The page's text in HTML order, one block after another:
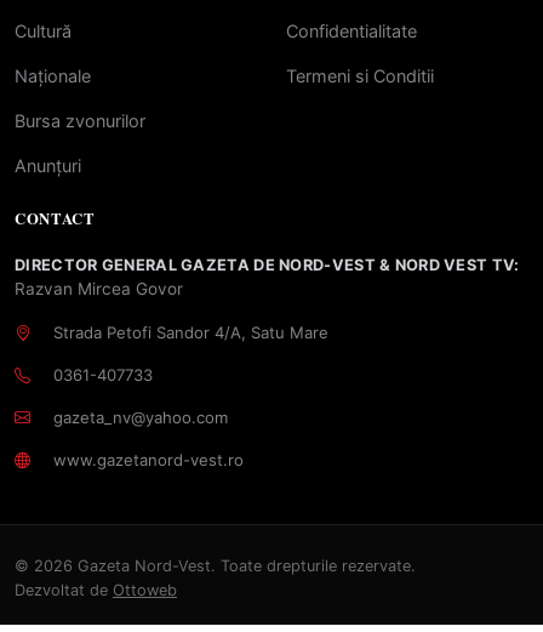
Cultură
Naționale
Bursa zvonurilor
Anunțuri
Confidentialitate
Termeni si Conditii
CONTACT
DIRECTOR GENERAL GAZETA DE NORD-VEST & NORD VEST TV:
Razvan Mircea Govor
Strada Petofi Sandor 4/A, Satu Mare
0361-407733
gazeta_nv@yahoo.com
www.gazetanord-vest.ro
© 2026 Gazeta Nord-Vest. Toate drepturile rezervate.
Dezvoltat de Ottoweb